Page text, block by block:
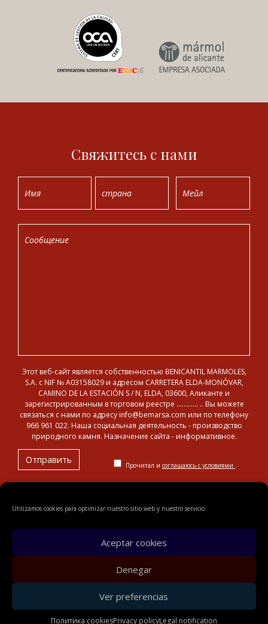
Utilizamos cookies para optimizar nuestro sitio web y nuestro servicio.
Aceptar cookies
Denegar
Ver preferencias
Политика cookiesPrivacy policyLegal notification
Свяжитесь с нами
Этот веб-сайт является собственностью BENICANTIL MARMOLES,
S.A. с NIF № A03158029 и адресом CARRETERA ELDA-MONÓVAR,
CAMINO DE LA ESTACIÓN S / N, ELDA, 03600, Аликанте и
зарегистрированным в торговом реестре ………… .. Вы можете
связаться с нами по адресу info@bemarsa.com или по телефону
966 961 022. Наша социальная деятельность - производство
природного камня. Назначение сайта - информативное.
Прочитал и соглашаюсь с условиями
© 2018 Benicantil Mármoles, S.A.Legal notification
Privacy
policy
Политика cookies карта сайта